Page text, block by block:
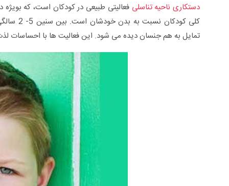
دستکاری ناحیه تناسلی
کلی
تمایل به هم جنسان دیده می شود. این فعالیت ها با